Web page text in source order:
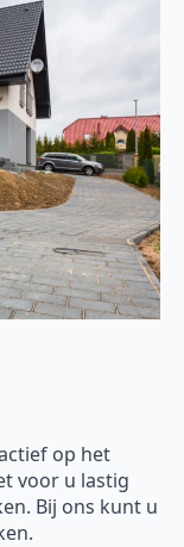
op het
voor u lastig
Bij ons kunt u